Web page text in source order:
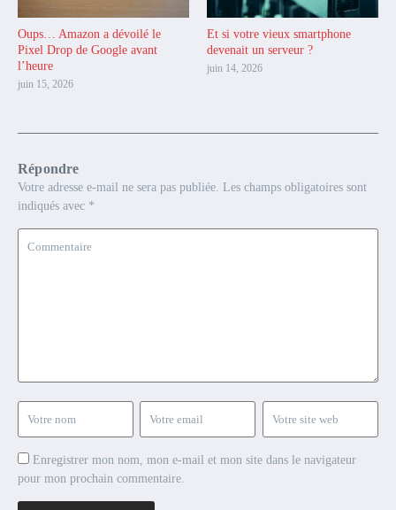
Oups… Amazon a dévoilé le
Pixel Drop de Google avant
l’heure
juin 15, 2026
Et si votre vieux smartphone
devenait un serveur ?
juin 14, 2026
Répondre
Votre adresse e-mail ne sera pas publiée. Les champs obligatoires sont
indiqués avec *
Enregistrer mon nom, mon e-mail et mon site dans le navigateur
pour mon prochain commentaire.